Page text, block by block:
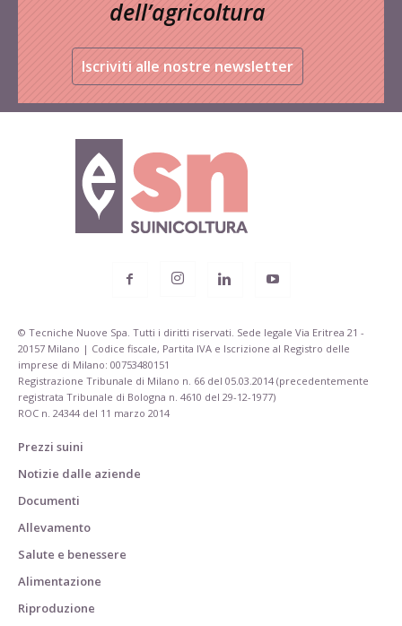
dell’agricoltura
Iscriviti alle nostre newsletter
© Tecniche Nuove Spa. Tutti i diritti riservati. Sede legale Via Eritrea 21 -
20157 Milano | Codice fiscale, Partita IVA e Iscrizione al Registro delle
imprese di Milano: 00753480151
Registrazione Tribunale di Milano n. 66 del 05.03.2014 (precedentemente
registrata Tribunale di Bologna n. 4610 del 29-12-1977)
ROC n. 24344 del 11 marzo 2014
Prezzi suini
Notizie dalle aziende
Documenti
Allevamento
Salute e benessere
Alimentazione
Riproduzione